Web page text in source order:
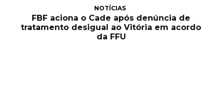
NOTÍCIAS
FBF aciona o Cade após denúncia de
tratamento desigual ao Vitória em acordo
da FFU